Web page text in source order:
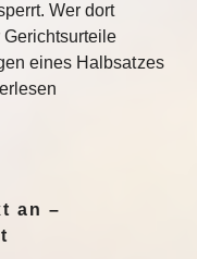
Wer dort
eines Halbsatzes
an –